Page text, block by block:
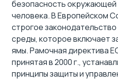
безопасность окружающей
человека. В Европейском
строгое
среды, которое включает
ямы. Рамочная директива
принятая в 2000 г.,
принципы защиты и